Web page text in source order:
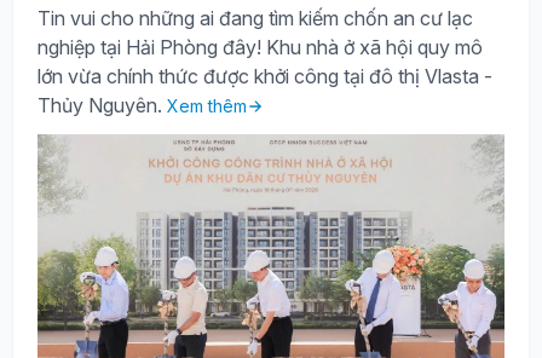
Tin vui cho những ai đang tìm kiếm chốn an cư lạc
nghiệp tại Hải Phòng đây! Khu nhà ở xã hội quy mô
lớn vừa chính thức được khởi công tại đô thị Vlasta -
Thủy Nguyên. Xem thêm